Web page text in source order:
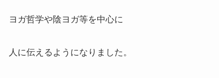
ヨガ哲学や陰ヨガ等を中心に
人に伝えるようになりました。